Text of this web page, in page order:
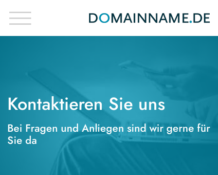
Kontaktieren Sie uns
Bei Fragen und Anliegen sind wir gerne für
Sie da